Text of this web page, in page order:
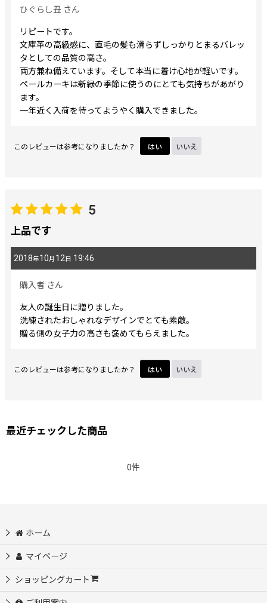
ひぐらし丑 さん
リピートです。
文庫革の高級感に、直毛の髪も滑らずしっかりとまるバレッ
タとしての品質の高さ。
両方兼ね備えています。そして本当に着け心地が軽いです。
ペールカーキは新緑の季節に使うのにとても気持ちがあがり
ます。
一年近く入荷を待ってようやく購入できました。
このレビューは参考になりましたか？ はい いいえ
5
上品です
2018年10月 12 日 19:46
購入者 さん
友人の誕生日に贈りました。
洗練されたおしゃれなデザインでとても素敵。
贈る側の女子力の高さも褒めてもらえました。
このレビューは参考になりましたか？ はい いいえ
最近チェックした商品
0件
ホーム
マイページ
ショッピングカート